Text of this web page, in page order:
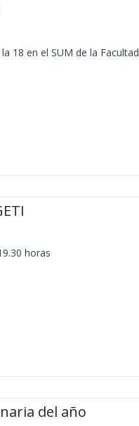
18 en el SUM de la Facultad
horas
del año